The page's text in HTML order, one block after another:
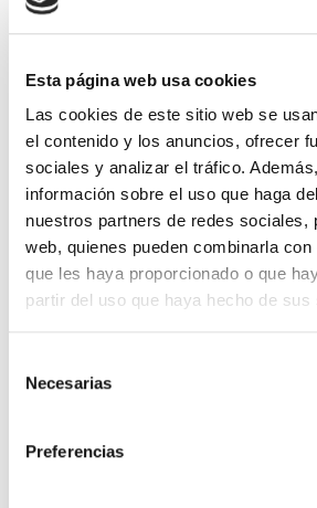
Esta página web usa cookies
Las cookies de este sitio web se
el contenido y los anuncios, ofrecer
sociales y analizar el tráfico.
información sobre el uso que haga
nuestros partners de redes sociales,
web, quienes pueden combinarla
que les haya proporcionado o que
partir del uso que haya hecho de sus
Necesarias
Preferencias
estival en Alicante
Por primera vez en la historia la
la que las mujeres son madres en
superado la línea de los treinta
del […]